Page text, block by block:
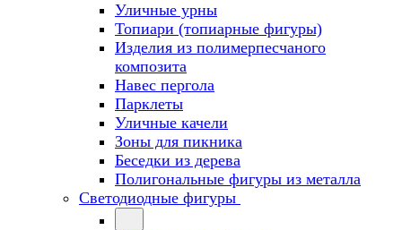
Уличные урны
Топиари (топиарные фигуры)
Изделия из полимерпесчаного
композита
Навес пергола
Парклеты
Уличные качели
Зоны для пикника
Беседки из дерева
Полигональные фигуры из металла
Светодиодные фигуры